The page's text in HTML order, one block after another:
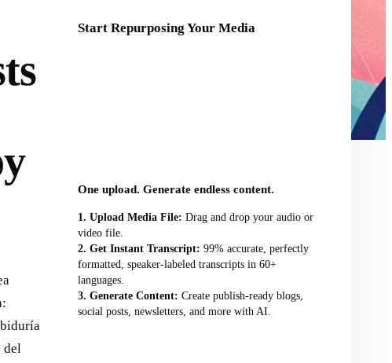
del
Start Repurposing Your Media
One upload. Generate endless content.
Upload Media File: Drag and drop your audio or
video file.
Get Instant Transcript: 99% accurate, perfectly
formatted, speaker-labeled transcripts in 60+
languages.
Generate Content: Create publish-ready blogs,
social posts, newsletters, and more with AI.